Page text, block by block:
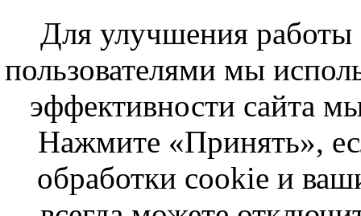
Для улучшения работы
пользователями мы
эффективности сайта
Нажмите «Принять»,
обработки cookie и